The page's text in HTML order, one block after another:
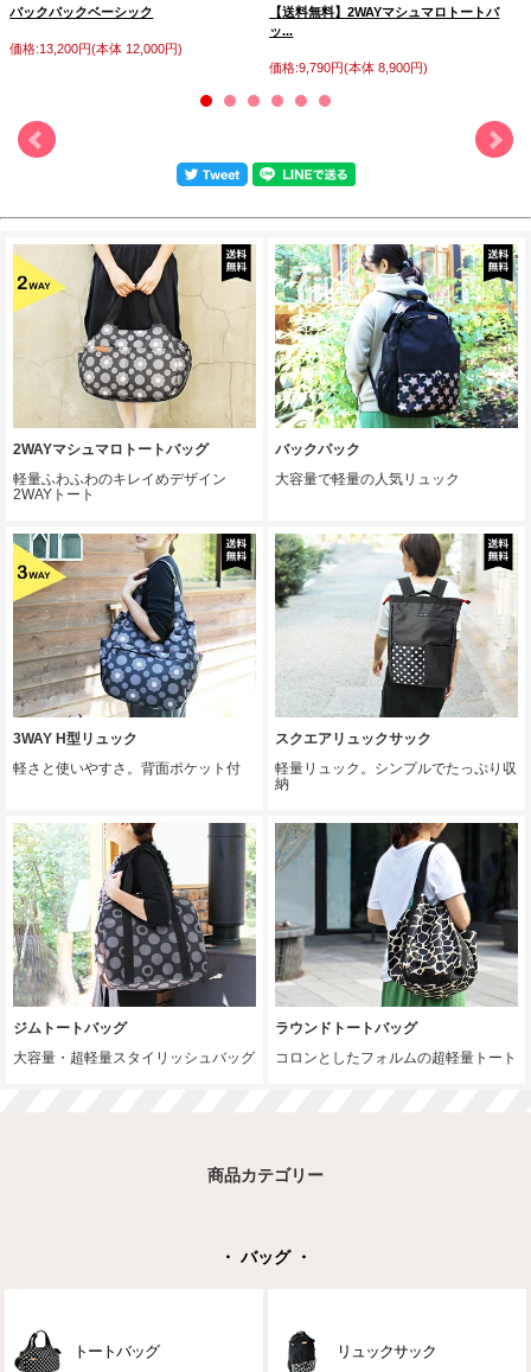
バックパックベーシック
価格:13,200円(本体 12,000円)
【送料無料】2WAYマシュマロトートバ
ッ...
価格:9,790円(本体 8,900円)
2WAYマシュマロトートバッグ
軽量ふわふわのキレイめデザイン
2WAYトート
バックパック
大容量で軽量の人気リュック
3WAY H型リュック
軽さと使いやすさ。背面ポケット付
スクエアリュックサック
軽量リュック。シンプルでたっぷり収
納
ジムトートバッグ
大容量・超軽量スタイリッシュバッグ
ラウンドトートバッグ
コロンとしたフォルムの超軽量トート
商品カテゴリー
・ バッグ ・
トートバッグ リュックサック